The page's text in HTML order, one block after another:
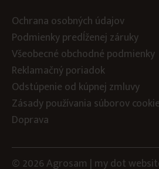
Ochrana osobných údajov
Podmienky predĺženej záruky
Všeobecné obchodné podmienky
Reklamačný poriadok
Odstúpenie od kúpnej zmluvy
Zásady používania súborov
Doprava
© 2026 Agrosam | my dot